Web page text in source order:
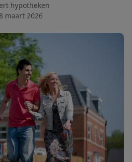
hypotheken
maart 2026